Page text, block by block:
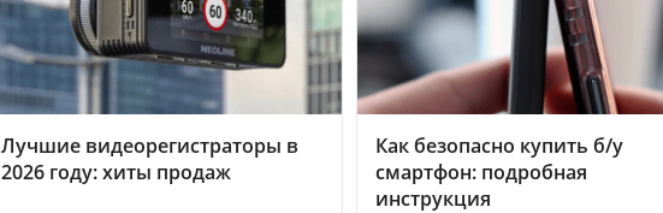
Лучшие видеорегистраторы в
2026 году: хиты продаж
Как безопасно купить б/у
смартфон: подробная
инструкция